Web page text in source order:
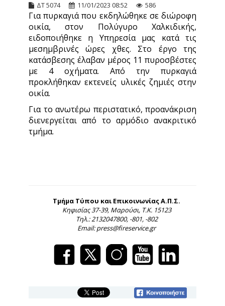
ΔΤ 5074 11/01/2023 08:52 586
Για πυρκαγιά που εκδηλώθηκε σε διώροφη
οικία, στον Πολύγυρο Χαλκιδικής,
ειδοποιήθηκε η Υπηρεσία μας κατά τις
μεσημβρινές ώρες χθες. Στο έργο της
κατάσβεσης έλαβαν μέρος 11 πυροσβέστες
με 4 οχήματα. Από την πυρκαγιά
προκλήθηκαν εκτενείς υλικές ζημιές στην
οικία.
Για το ανωτέρω περιστατικό, προανάκριση
διενεργείται από το αρμόδιο ανακριτικό
τμήμα.
Τμήμα Τύπου και Επικοινωνίας Α.Π.Σ.
Κηφισίας 37-39, Μαρούσι, Τ.Κ. 15123
Τηλ.: 2132047800, -801, -802
Email: press@fireservice.gr